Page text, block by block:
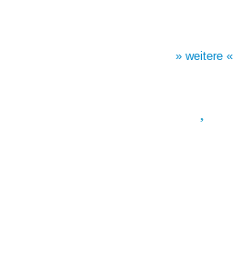
» weitere «